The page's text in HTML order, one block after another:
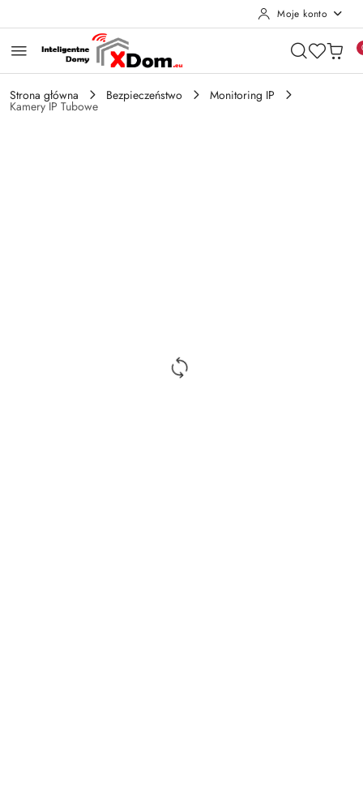
Moje konto
Strona główna Bezpieczeństwo Monitoring IP
Kamery IP Tubowe